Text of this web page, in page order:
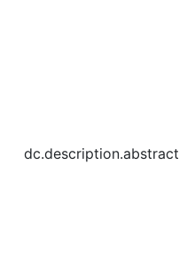
dc.description.abstract